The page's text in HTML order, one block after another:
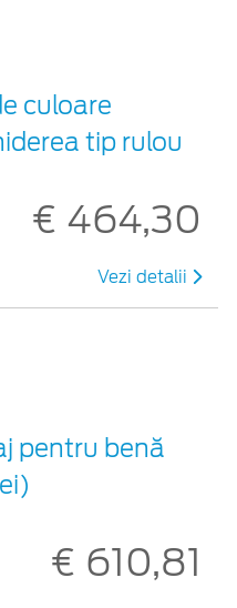
culoare
tip rulou
€ 464,30
Vezi detalii
pentru benă
€ 610,81